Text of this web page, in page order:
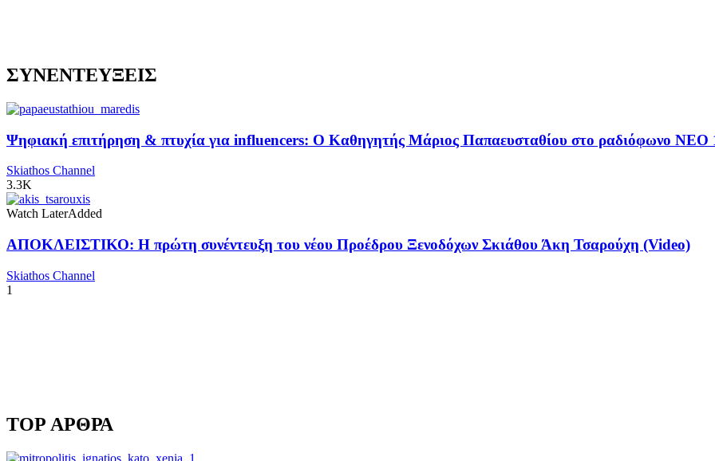
ΣΥΝΕΝΤΕΥΞΕΙΣ
Ψηφιακή επιτήρηση & πτυχία για influencers: Ο Καθηγητής Μάριος Παπαευσταθίου στο ραδιόφωνο NEO
Skiathos Channel
3.3K
Watch LaterAdded
ΑΠΟΚΛΕΙΣΤΙΚΟ: Η πρώτη συνέντευξη του νέου Προέδρου Ξενοδόχων Σκιάθου Άκη Τσαρούχη (Video)
Skiathos Channel
1
TOP ΑΡΘΡΑ